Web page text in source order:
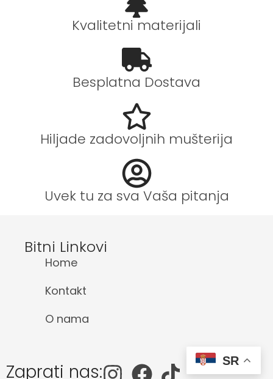
Kvalitetni materijali
Besplatna Dostava
Hiljade zadovoljnih mušterija
Uvek tu za sva Vaša pitanja
Bitni Linkovi
Home
Kontakt
O nama
Zaprati nas: SR